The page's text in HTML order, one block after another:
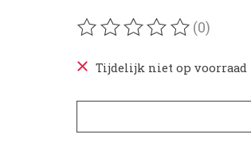
De beoordeling van dit
(0)
Tijdelijk niet op voorraad